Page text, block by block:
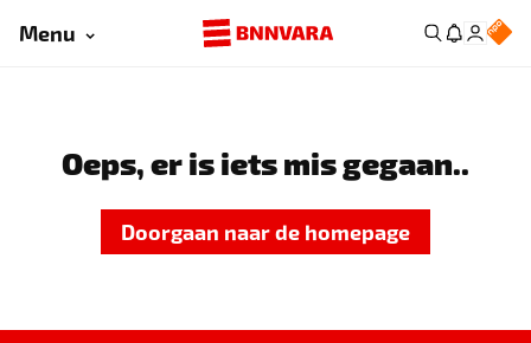
Menu
Oeps, er is iets mis gegaan..
Doorgaan naar de homepage